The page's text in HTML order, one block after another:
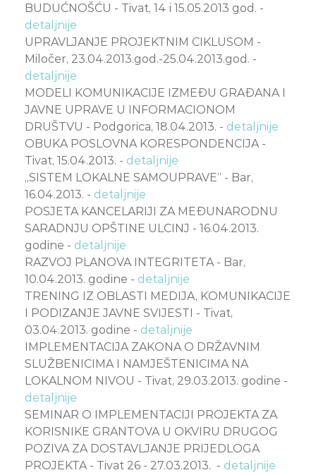
BUDUĆNOŠĆU - Tivat, 14 i 15.05.2013 god. -
detaljnije
UPRAVLJANJE PROJEKTNIM CIKLUSOM -
Miločer, 23.04.2013.god.-25.04.2013.god. -
detaljnije
MODELI KOMUNIKACIJE IZMEĐU GRAĐANA I
JAVNE UPRAVE U INFORMACIONOM
DRUŠTVU - Podgorica, 18.04.2013. - detaljnije
OBUKA POSLOVNA KORESPONDENCIJA -
Tivat, 15.04.2013. - detaljnije
„SISTEM LOKALNE SAMOUPRAVE“ - Bar,
16.04.2013. - detaljnije
POSJETA KANCELARIJI ZA MEĐUNARODNU
SARADNJU OPŠTINE ULCINJ - 16.04.2013.
godine - detaljnije
RAZVOJ PLANOVA INTEGRITETA - Bar,
10.04.2013. godine - detaljnije
TRENING IZ OBLASTI MEDIJA, KOMUNIKACIJE
I PODIZANJE JAVNE SVIJESTI - Tivat,
03.04.2013. godine - detaljnije
IMPLEMENTACIJA ZAKONA O DRŽAVNIM
SLUŽBENICIMA I NAMJEŠTENICIMA NA
LOKALNOM NIVOU - Tivat, 29.03.2013. godine -
detaljnije
SEMINAR O IMPLEMENTACIJI PROJEKTA ZA
KORISNIKE GRANTOVA U OKVIRU DRUGOG
POZIVA ZA DOSTAVLJANJE PRIJEDLOGA
PROJEKTA - Tivat 26 - 27.03.2013. - detaljnije